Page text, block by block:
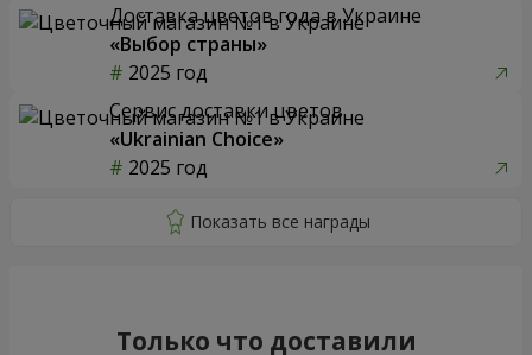
Доставка цветов года в Украине
«Выбор страны»
2025 год
Сервис доставки цветов
«Ukrainian Choice»
2025 год
Только что доставили